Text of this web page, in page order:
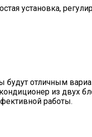
установка,
будут отличным
из двух
работы.